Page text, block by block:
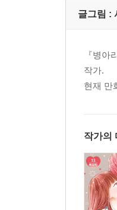
글그림 :
『병
작가.
현재 만
작가의